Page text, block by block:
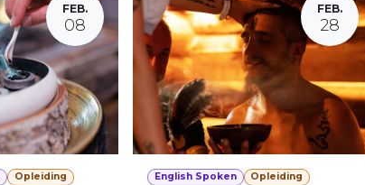
FEB.
08
Opleiding
FEB.
28
English Spoken Opleiding